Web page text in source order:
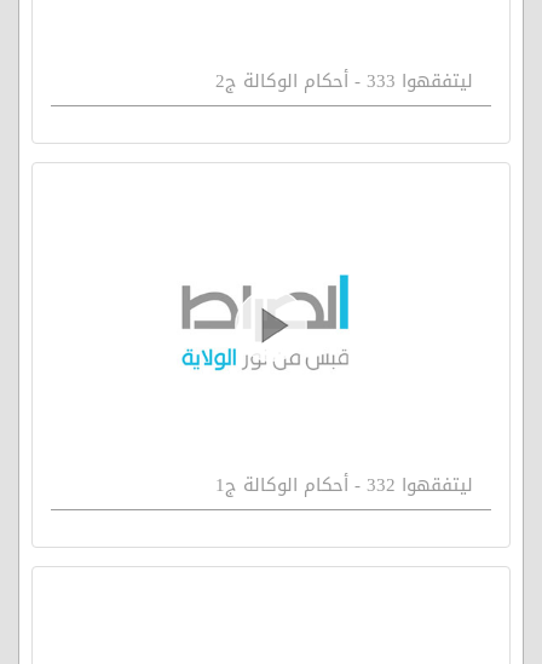
ليتفقهوا 333 - أحكام الوكالة ج2
ليتفقهوا 332 - أحكام الوكالة ج1